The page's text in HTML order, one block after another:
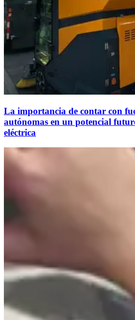
La importancia de contar con
autónomas en un potencial
eléctrica